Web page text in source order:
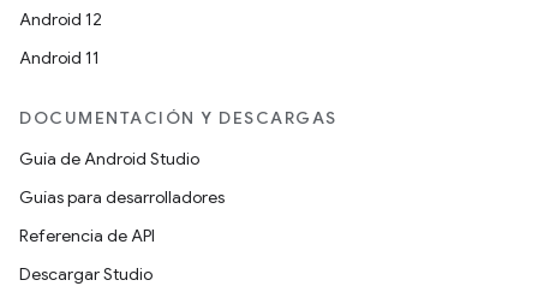
Android 12
Android 11
DOCUMENTACIÓN Y DESCARGAS
Guía de Android Studio
Guías para desarrolladores
Referencia de API
Descargar Studio